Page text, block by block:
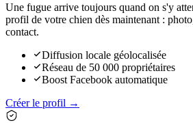
Une fugue arrive toujours quand on s'y
profil de votre chien dès maintenant :
contact.
Diffusion locale géolocalisée
Réseau de 50 000 propriétaires
Boost Facebook automatique
Créer le profil →